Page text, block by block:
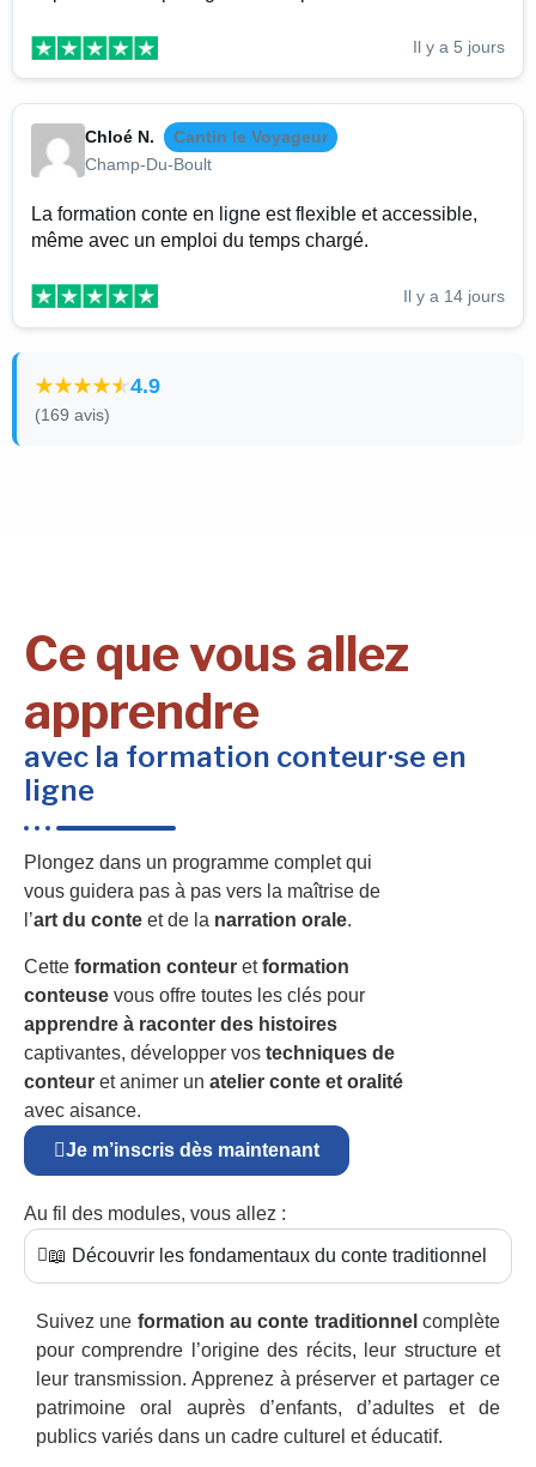
Il y a 5 jours
Chloé N.
Cantin le Voyageur
Champ-Du-Boult
La formation conte en ligne est flexible et accessible,
même avec un emploi du temps chargé.
Il y a 14 jours
4.9
(169 avis)
Ce que vous allez
apprendre
avec la formation conteur·se en
ligne
Plongez dans un programme complet qui
vous guidera pas à pas vers la maîtrise de
l’art du conte et de la narration orale.
Cette formation conteur etformation
conteuse vous offre toutes les clés pour
apprendre à raconter des histoires
captivantes, développer vos techniques de
conteur et animer un atelier conte et oralité
avec aisance.
Je m’inscris dès maintenant
Au fil des modules, vous allez :
📖 Découvrir les fondamentaux du conte traditionnel
Suivez une formation au conte traditionnel complète
pour comprendre l’origine des récits, leur structure et
leur transmission. Apprenez à préserver et partager ce
patrimoine oral auprès d’enfants, d’adultes et de
publics variés dans un cadre culturel et éducatif.